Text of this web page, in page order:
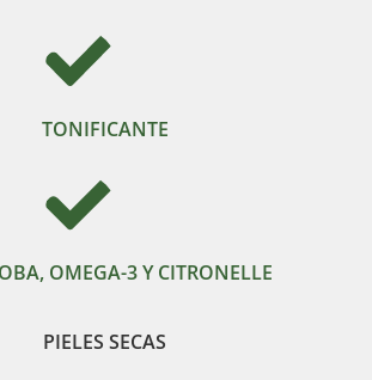
TONIFICANTE
OMEGA-3 Y CITRONELLE
PIELES SECAS